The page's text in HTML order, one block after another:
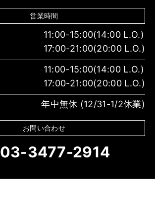
営業時間
11:00-15:00(14:00 L.O.)
17:00-21:00(20:00 L.O.)
11:00-15:00(14:00 L.O.)
17:00-21:00(20:00 L.O.)
年中無休 (12/31-1/2休業)
お問い合わせ
03-3477-2914